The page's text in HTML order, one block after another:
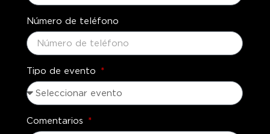
Número de teléfono
Tipo de evento
Comentarios